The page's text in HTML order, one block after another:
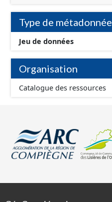
Type de métadonnée
Jeu de données
Organisation
Catalogue des ressources